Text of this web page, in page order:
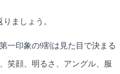
ましょう。
第一印象の9割は見た目で決まる
、笑顔、明るさ、アングル、服